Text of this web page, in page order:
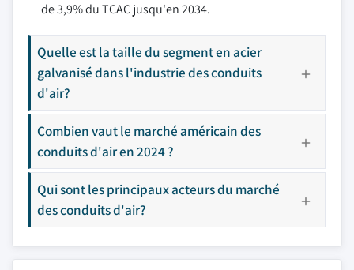
de 3,9% du TCAC jusqu'en 2034.
Quelle est la taille du segment en acier
galvanisé dans l'industrie des conduits
d'air?
Combien vaut le marché américain des
conduits d'air en 2024 ?
Qui sont les principaux acteurs du marché
des conduits d'air?